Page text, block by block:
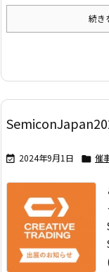
続き
 2024年9月1日  催